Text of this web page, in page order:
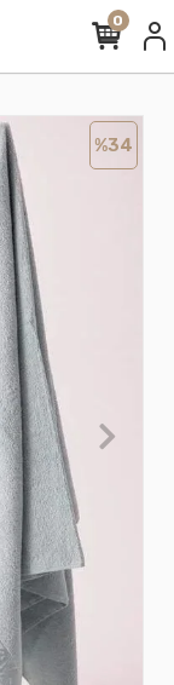
0
%34